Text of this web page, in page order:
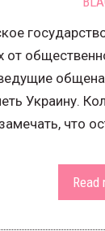
от
Украину.
что
Read